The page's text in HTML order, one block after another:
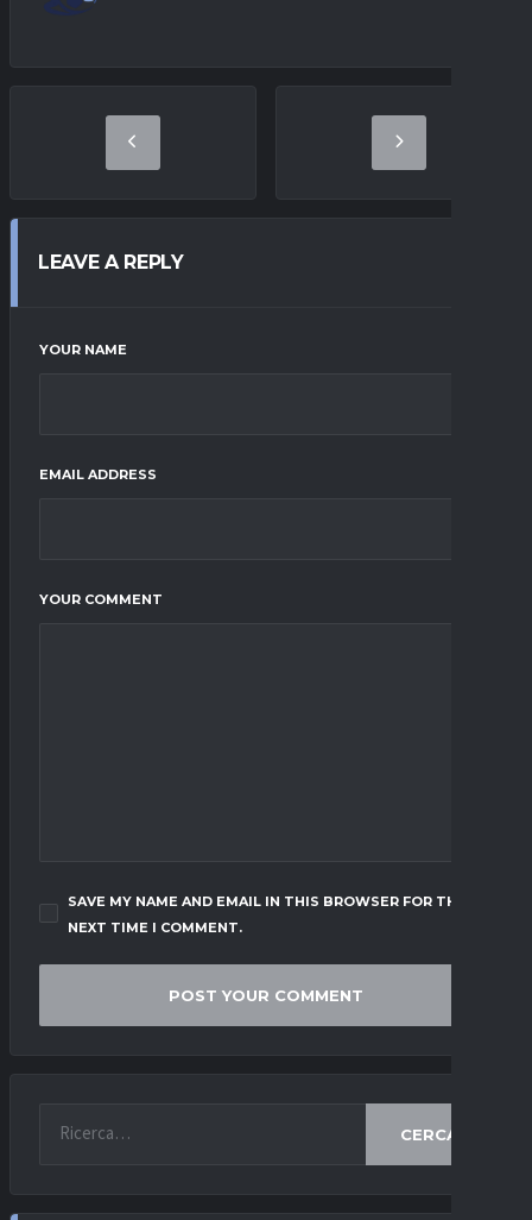
LEAVE A REPLY
YOUR NAME
EMAIL ADDRESS
YOUR COMMENT
SAVE MY NAME AND EMAIL IN THIS BROWSER FOR THE
NEXT TIME I COMMENT.
CERCA